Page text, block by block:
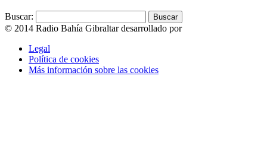
Buscar:
© 2014 Radio Bahía Gibraltar desarrollado por
Legal
Política de cookies
Más información sobre las cookies